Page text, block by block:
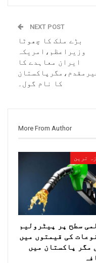
NEXT POST
بڑے ملک کا چھوٹا
وزیراعظم،امریکہ
ایران معاہدے کا
کا نام گول۔
More From Author
ترین
سطح پر پیٹرولیم
کی قیمتوں میں
مگر پاکستان میں